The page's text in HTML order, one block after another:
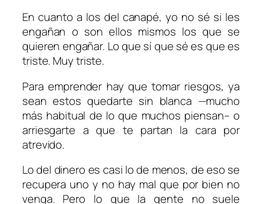
En cuanto a los del canapé, yo no sé si les
engañan o son ellos mismos los que se
quieren engañar. Lo que sí que sé es que es
triste. Muy triste.
Para emprender hay que tomar riesgos, ya
sean estos quedarte sin blanca —mucho
más habitual de lo que muchos piensan– o
arriesgarte a que te partan la cara por
atrevido.
Lo del dinero es casi lo de menos, de eso se
recupera uno y no hay mal que por bien no
venga. Pero lo que la gente no suele